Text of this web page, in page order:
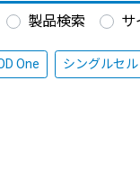
製品検索 サ
One シングルセル